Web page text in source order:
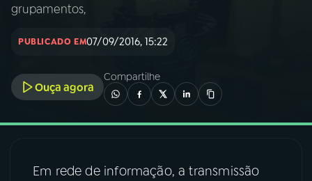
INÍCIO
A RÁDIO
03PROGRAMAÇÃO
04 PROGRAMAS
grupamentos,
PUBLICADO EM07/09/2016, 15:22
Ouça agora
Compartilhe
Em rede de informação, a transmissão